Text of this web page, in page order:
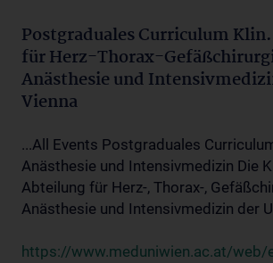
Postgraduales Curriculum
für Herz-Thorax-
Anästhesie und
Vienna
...All Events Postgraduales
Anästhesie und Intensivmedizin Die
Abteilung für Herz-, Thorax-,
Anästhesie und Intensivmedizin der
https://www.meduniwien.ac.at/web/